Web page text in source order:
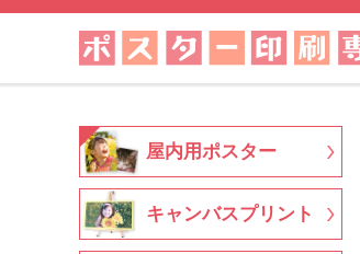
屋内用ポスター
キャンバスプリント